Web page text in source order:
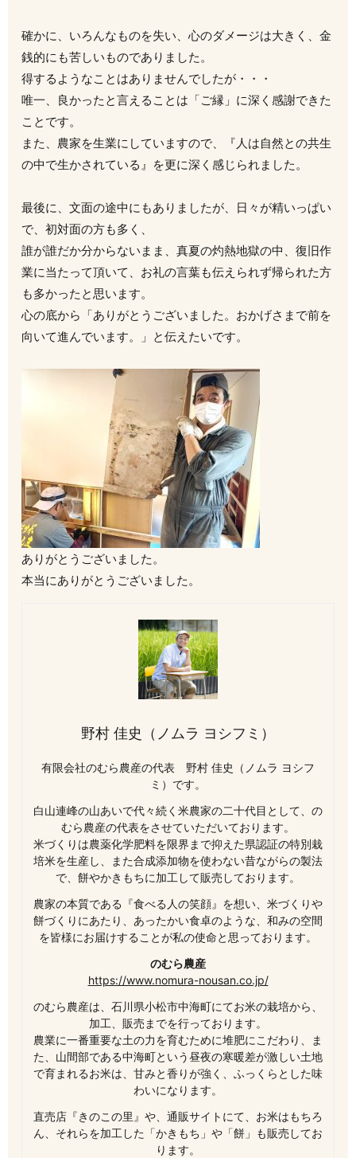
確かに、いろんなものを失い、心のダメージは大きく、金
銭的にも苦しいものでありました。
得するようなことはありませんでしたが・・・
唯一、良かったと言えることは「ご縁」に深く感謝できた
ことです。
また、農家を生業にしていますので、『人は自然との共生
の中で生かされている』を更に深く感じられました。
最後に、文面の途中にもありましたが、日々が精いっぱい
で、初対面の方も多く、
誰が誰だか分からないまま、真夏の灼熱地獄の中、復旧作
業に当たって頂いて、お礼の言葉も伝えられず帰られた方
も多かったと思います。
心の底から「ありがとうございました。おかげさまで前を
向いて進んでいます。」と伝えたいです。
ありがとうございました。
本当にありがとうございました。
野村 佳史（ノムラ ヨシフミ）
有限会社のむら農産の代表 野村 佳史（ノムラ ヨシフ
ミ）です。
白山連峰の山あいで代々続く米農家の二十代目として、の
むら農産の代表をさせていただいております。
米づくりは農薬化学肥料を限界まで抑えた県認証の特別栽
培米を生産し、また合成添加物を使わない昔ながらの製法
で、餅やかきもちに加工して販売しております。
農家の本質である『食べる人の笑顔』を想い、米づくりや
餅づくりにあたり、あったかい食卓のような、和みの空間
を皆様にお届けすることが私の使命と思っております。
のむら農産
https://www.nomura-nousan.co.jp/
のむら農産は、石川県小松市中海町にてお米の栽培から、
加工、販売までを行っております。
農業に一番重要な土の力を育むために堆肥にこだわり、ま
た、山間部である中海町という昼夜の寒暖差が激しい土地
で育まれるお米は、甘みと香りが強く、ふっくらとした味
わいになります。
直売店『きのこの里』や、通販サイトにて、お米はもちろ
ん、それらを加工した「かきもち」や「餅」も販売してお
ります。